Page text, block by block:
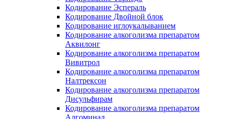
Кодирование Эспераль
Кодирование Двойной блок
Кодирование иглоукалыванием
Кодирование алкоголизма препаратом
Аквилонг
Кодирование алкоголизма препаратом
Вивитрол
Кодирование алкоголизма препаратом
Налтрексон
Кодирование алкоголизма препаратом
Дисульфирам
Кодирование алкоголизма препаратом
Алгоминал